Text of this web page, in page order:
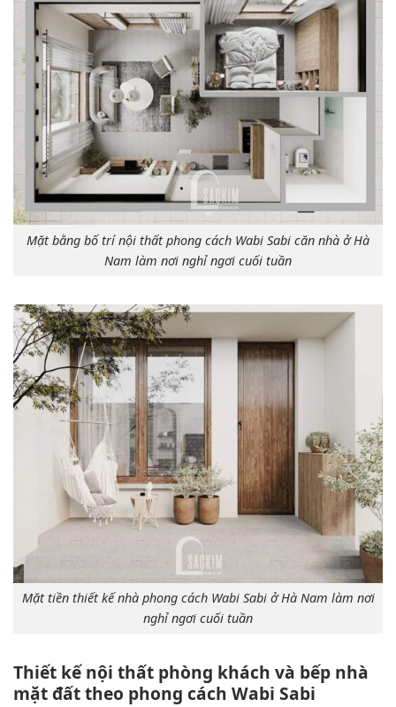
Mặt bằng bố trí nội thất phong cách Wabi Sabi căn nhà ở Hà
Nam làm nơi nghỉ ngơi cuối tuần
Mặt tiền thiết kế nhà phong cách Wabi Sabi ở Hà Nam làm nơi
nghỉ ngơi cuối tuần
Thiết kế nội thất phòng khách và bếp nhà
mặt đất theo phong cách Wabi Sabi